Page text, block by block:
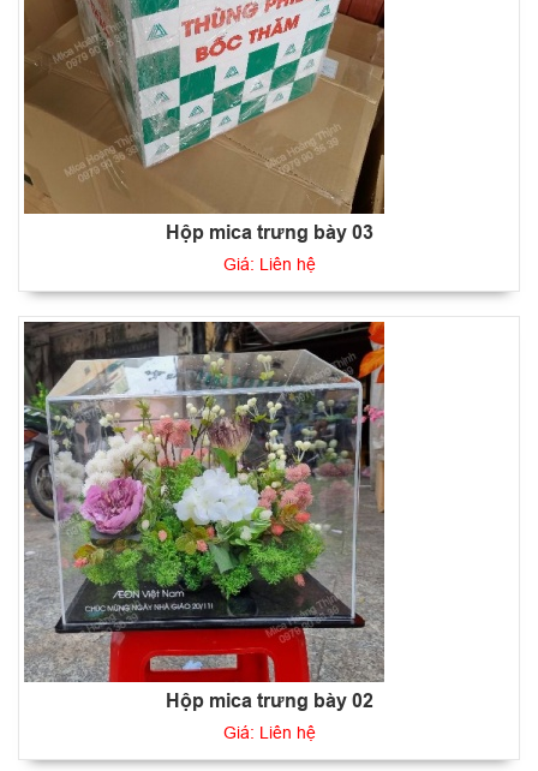
Hộp mica trưng bày 03
Giá: Liên hệ
Hộp mica trưng bày 02
Giá: Liên hệ